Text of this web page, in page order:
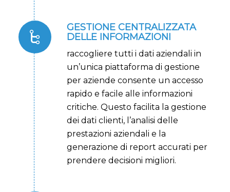
GESTIONE CENTRALIZZATA
DELLE INFORMAZIONI
raccogliere tutti i dati aziendali in
un’unica piattaforma di gestione
per aziende consente un accesso
rapido e facile alle informazioni
critiche. Questo facilita la gestione
dei dati clienti, l’analisi delle
prestazioni aziendali e la
generazione di report accurati per
prendere decisioni migliori.